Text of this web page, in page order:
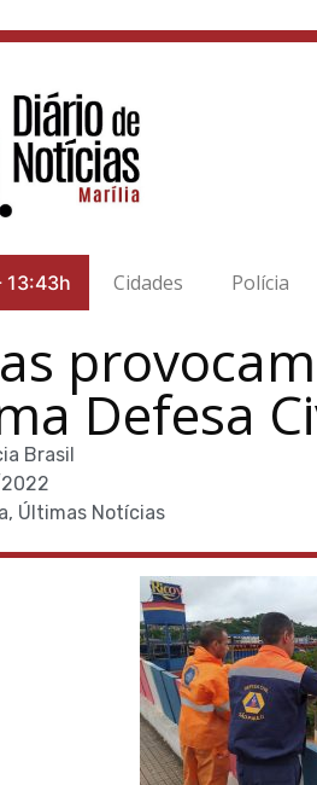
13:43h Cidades Polícia
Defesa
Brasil
, Últimas Notícias